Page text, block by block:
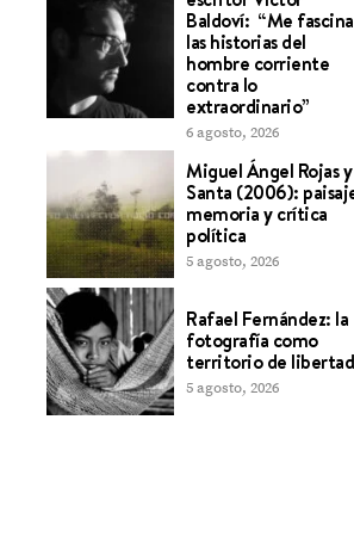
Entrevista con el
escritor Víctor
Baldoví: “Me fascinan
las historias del
hombre corriente
contra lo
extraordinario”
6 agosto, 2026
Miguel Ángel Rojas y
Santa (2006): paisaje,
memoria y crítica
política
Rafael Fernández: la
fotografía como
territorio de libertad